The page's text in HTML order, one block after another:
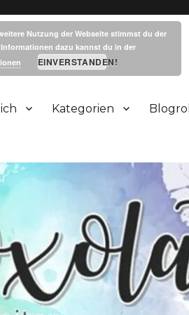
Kategorien Blogroll
Nutzung der Webseite stimmst du der
dazu kannst du in der
EINVERSTANDEN!